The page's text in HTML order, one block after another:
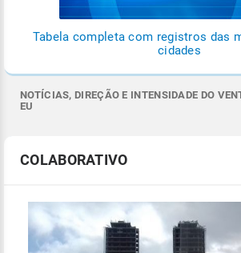
Tabela completa com registros das
cidades
NOTÍCIAS, DIREÇÃO E INTENSIDADE DO
EU
COLABORATIVO